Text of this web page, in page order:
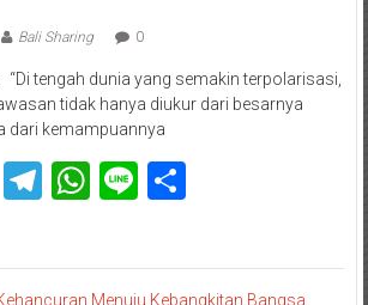
Bali Sharing 0
tengah dunia yang semakin terpolarisasi,
tidak hanya diukur dari besarnya
dari kemampuannya
Telegram
WhatsApp
LineShare